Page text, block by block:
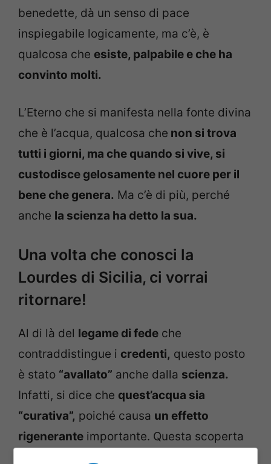
benedette, dà un senso di pace
inspiegabile logicamente, ma c’è, è
qualcosa che esiste, palpabile e che ha
convinto molti.
L’Eterno che si manifesta nella fonte divina
che è l’acqua, qualcosa che non si trova
tutti i giorni, ma che quando si vive, si
custodisce gelosamente nel cuore per il
bene che genera. Ma c’è di più, perché
anche la scienza ha detto la sua.
Una volta che conosci la
Lourdes di Sicilia, ci vorrai
ritornare!
Al di là del legame di fede che
contraddistingue i credenti, questo posto
è stato “avallato” anche dalla scienza.
Infatti, si dice che quest’acqua sia
“curativa”, poiché causa un effetto
rigenerante importante. Questa scoperta